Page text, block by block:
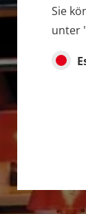
Sie
unter